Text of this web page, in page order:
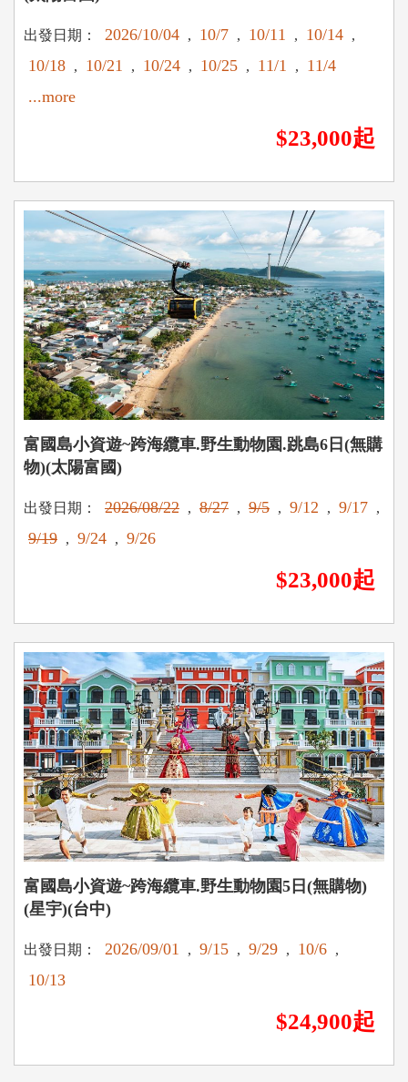
出發日期： 2026/10/04 , 10/7 , 10/11 , 10/14 ,
10/18 , 10/21 , 10/24 , 10/25 , 11/1 ,
11/4
...more
$23,000起
富國島小資遊~跨海纜車.野生動物園.跳島6日(無購
物)(太陽富國)
出發日期： 2026/08/22 , 8/27 , 9/5 , 9/12 , 9/17 ,
9/19 , 9/24 , 9/26
$23,000起
富國島小資遊~跨海纜車.野生動物園5日(無購物)
(星宇)(台中)
出發日期： 2026/09/01 , 9/15 , 9/29 , 10/6 ,
10/13
$24,900起